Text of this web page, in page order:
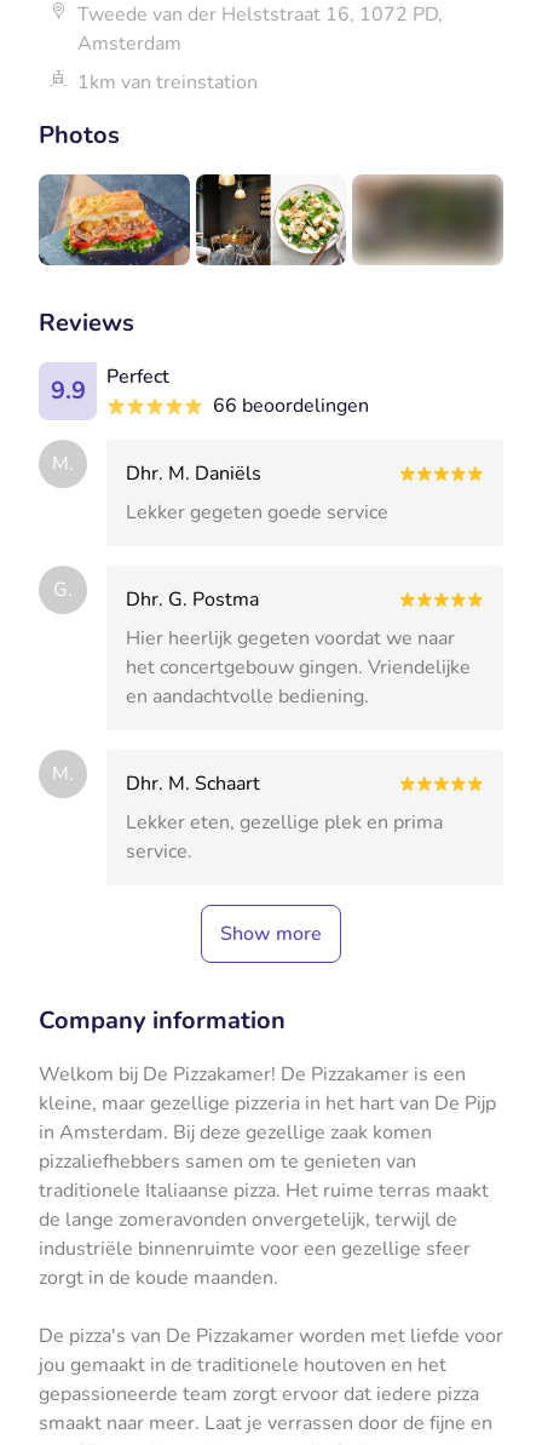
Photos
Reviews
9.9
Perfect
66 beoordelingen
M.
Dhr. M. Daniëls
Lekker gegeten goede service
G.
Dhr. G. Postma
Hier heerlijk gegeten voordat we naar
het concertgebouw gingen. Vriendelijke
en aandachtvolle bediening.
M.
Dhr. M. Schaart
Lekker eten, gezellige plek en prima
service.
Show more
Tweede van der Helststraat 16, 1072 PD,
Amsterdam
1km van treinstation
Company information
Welkom bij De Pizzakamer! De Pizzakamer is een
kleine, maar gezellige pizzeria in het hart van De Pijp
in Amsterdam. Bij deze gezellige zaak komen
pizzaliefhebbers samen om te genieten van
traditionele Italiaanse pizza. Het ruime terras maakt
de lange zomeravonden onvergetelijk, terwijl de
industriële binnenruimte voor een gezellige sfeer
zorgt in de koude maanden.
De pizza's van De Pizzakamer worden met liefde voor
jou gemaakt in de traditionele houtoven en het
gepassioneerde team zorgt ervoor dat iedere pizza
smaakt naar meer. Laat je verrassen door de fijne en